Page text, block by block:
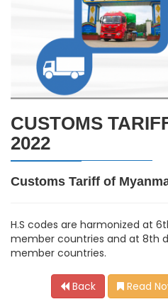
CUSTOMS
2022
Customs Tariff of
H.S codes are harmonized at
member countries and at 8th
member countries.
Back Read